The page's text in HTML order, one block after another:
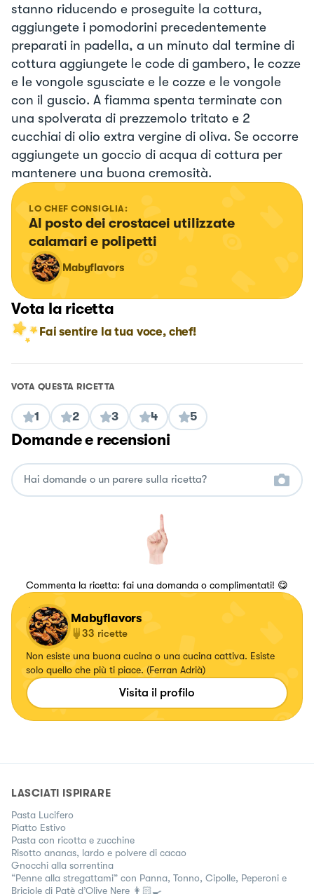
stanno riducendo e proseguite la cottura,
aggiungete i pomodorini precedentemente
preparati in padella, a un minuto dal termine di
cottura aggiungete le code di gambero, le cozze
e le vongole sgusciate e le cozze e le vongole
con il guscio. A fiamma spenta terminate con
una spolverata di prezzemolo tritato e 2
cucchiai di olio extra vergine di oliva. Se occorre
aggiungete un goccio di acqua di cottura per
mantenere una buona cremosità.
LO CHEF CONSIGLIA:
Al posto dei crostacei utilizzate
calamari e polipetti
Mabyflavors
Vota la ricetta
Fai sentire la tua voce, chef!
VOTA QUESTA RICETTA
1 2 3 4 5
Domande e recensioni
Commenta la ricetta: fai una domanda o complimentati! 😋
Mabyflavors
33 ricette
Non esiste una buona cucina o una cucina cattiva. Esiste
solo quello che più ti piace. (Ferran Adrià)
Visita il profilo
LASCIATI ISPIRARE
Pasta Lucifero
Piatto Estivo
Pasta con ricotta e zucchine
Risotto ananas, lardo e polvere di cacao
Gnocchi alla sorrentina
“Penne alla stregattami” con Panna, Tonno, Cipolle, Peperoni e
Briciole di Patè d’Olive Nere 👩🏻‍🍳